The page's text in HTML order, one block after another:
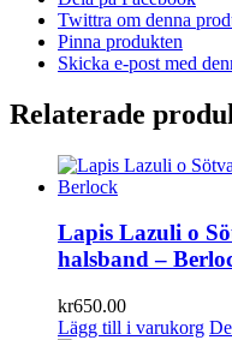
Twittra om denna
Pinna produkten
Skicka e-post med
Relaterade
Lapis Lazuli o
halsband –
kr650.00
Lägg till i varukorg